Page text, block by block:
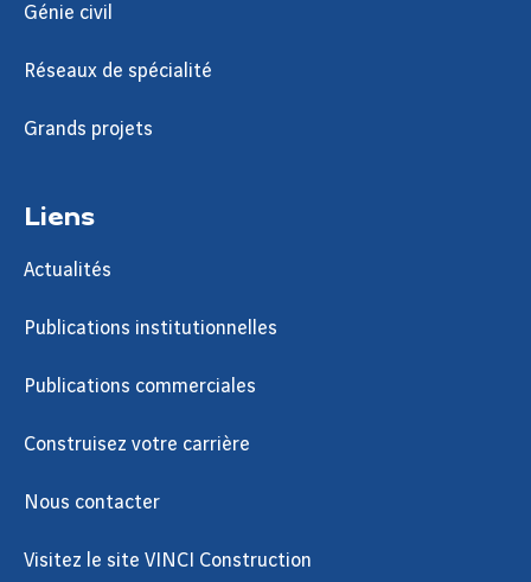
Génie civil
Réseaux de spécialité
Grands projets
Liens
Actualités
Publications institutionnelles
Publications commerciales
Construisez votre carrière
Nous contacter
Visitez le site VINCI Construction